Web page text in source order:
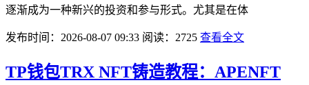
逐渐成为一种新兴的投资和参与形式。尤其是在体
发布时间：2026-08-07 09:33 阅读：2725 查看全文
TP钱包TRX NFT铸造教程：APENFT